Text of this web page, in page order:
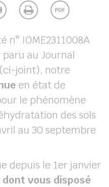
n° IOME2311008A
au Journal
joint), notre
en état de
le phénomène
des sols
au 30 septembre
depuis le 1er janvier
dont vous disposé